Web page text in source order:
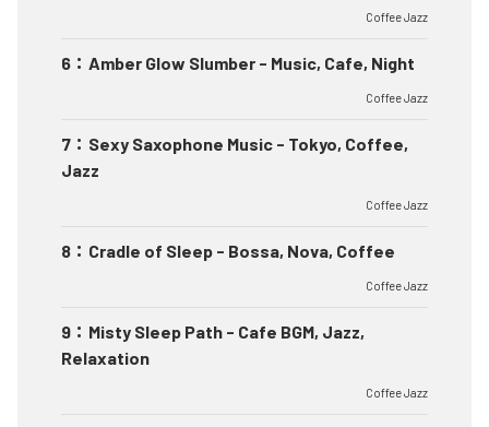
Coffee Jazz
6 ： Amber Glow Slumber - Music, Cafe, Night
Coffee Jazz
7 ： Sexy Saxophone Music - Tokyo, Coffee,
Jazz
Coffee Jazz
8 ： Cradle of Sleep - Bossa, Nova, Coffee
Coffee Jazz
9 ： Misty Sleep Path - Cafe BGM, Jazz,
Relaxation
Coffee Jazz